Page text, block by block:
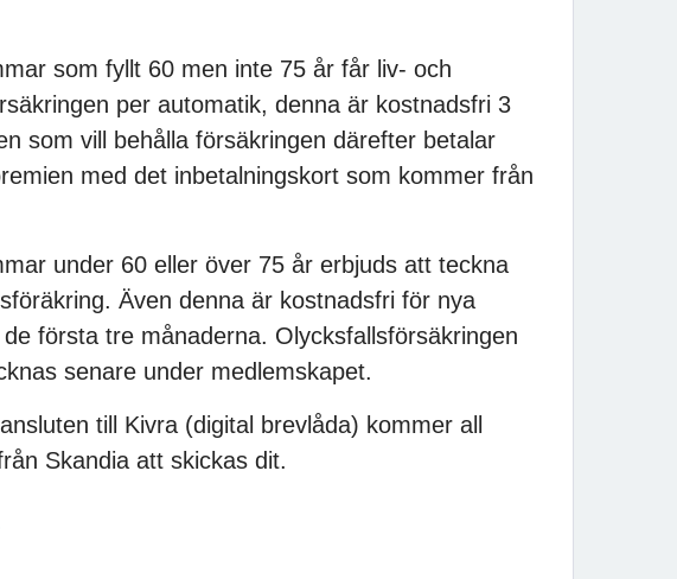
som fyllt 60 men inte 75 år får liv- och
per automatik, denna är kostnadsfri 3
som vill behålla försäkringen därefter betalar
med det inbetalningskort som kommer från
under 60 eller över 75 år erbjuds att teckna
Även denna är kostnadsfri för nya
första tre månaderna. Olycksfallsförsäkringen
senare under medlemskapet.
till Kivra (digital brevlåda) kommer all
Skandia att skickas dit.